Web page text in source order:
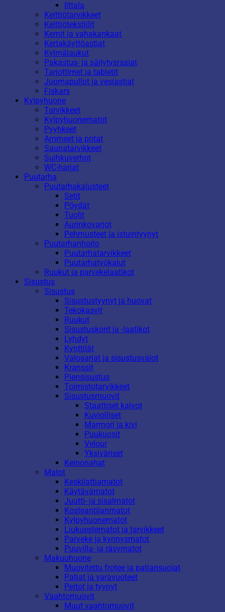
Iittala
Keittiötarvikkeet
Keittiötekstiilit
Kernit ja vahakankaat
Kertakäyttöastiat
Kylmälaukut
Pakastus- ja säilytysrasiat
Tarjottimet ja tabletit
Juomapullot ja vesiastiat
Fiskars
Kylpyhuone
Tarvikkeet
Kylpyhuonematot
Pyyhkeet
Ammeet ja potat
Saunatarvikkeet
Suihkuverhot
WC-harjat
Puutarha
Puutarhakalusteet
Setit
Pöydät
Tuolit
Aurinkovarjot
Pehmusteet ja istuintyynyt
Puutarhanhoito
Puutarhatarvikkeet
Puutarhatyökalut
Ruukut ja parvekelaatikot
Sisustus
Sisustus
Sisustustyynyt ja huovat
Tekokasvit
Ruukut
Sisustuskorit ja -laatikot
Lyhdyt
Kynttilät
Valosarjat ja sisustusvalot
Kranssit
Piensisustus
Toimistotarvikkeet
Sisustusmuovit
Staattiset kalvot
Kuviolliset
Marmori ja kivi
Puukuosit
Velour
Yksiväriset
Keinonahat
Matot
Keskilattiamatot
Käytävämatot
Juutti- ja sisalmatot
Kosteantilanmatot
Kylpyhuonematot
Liukuestematot ja tarvikkeet
Parveke ja kynnysmatot
Puuvilla- ja räsymatot
Makuuhuone
Muovitettu frotee ja patjansuojat
Patjat ja varavuoteet
Peitot ja tyynyt
Vaahtomuovit
Muut vaahtomuovit